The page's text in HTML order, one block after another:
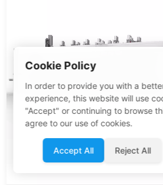
Cookie Policy
In order to provide you with a
experience, this website will use
"Accept" or continuing to browse
agree to our use of cookies.
Accept All Reject All